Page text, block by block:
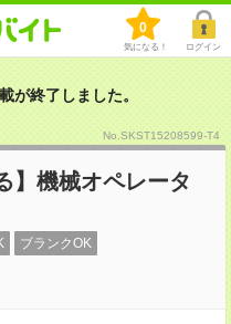
0
気になる！ ログイン
が終了しました。
No.SKST15208599-T4
】機械オペレータ
ブランクOK